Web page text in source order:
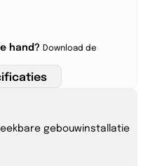
hand? Download de
gebouwinstallatie